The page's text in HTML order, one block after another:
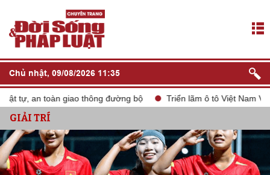
Chủ nhật, 09/08/2026 11:35
toàn giao thông đường bộ Triển lãm ô tô Việt Nam VMS 2024
GIẢI TRÍ